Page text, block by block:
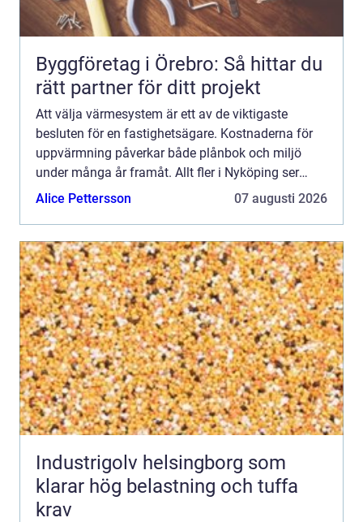
Byggföretag i Örebro: Så hittar du
rätt partner för ditt projekt
Att välja värmesystem är ett av de viktigaste
besluten för en fastighetsägare. Kostnaderna för
uppvärmning påverkar både plånbok och miljö
under många år framåt. Allt fler i Nyköping ser
därför över sina gamla pannor, direktel eller slitna
Alice Pettersson 07 augusti 2026
Industrigolv helsingborg som
klarar hög belastning och tuffa
krav